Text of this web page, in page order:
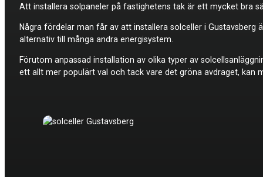
Att installera solpaneler på fastighetens tak är ett mycket bra
Några fördelar man får av att installera solceller i Gustavsberg
alternativ till många andra energisystem.
Förutom anpassad installation av olika typer av
ett allt mer populärt val och tack vare det gröna avdraget, kan